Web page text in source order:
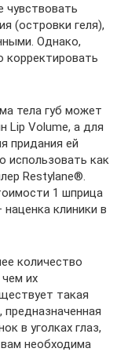
чувствовать
(островки геля),
Однако,
корректировать
тела губ может
Lip Volume, а для
придания ей
использовать как
Restylane®.
1 шприца
клиники в
количество
их
такая
в уголках глаз,
необходима